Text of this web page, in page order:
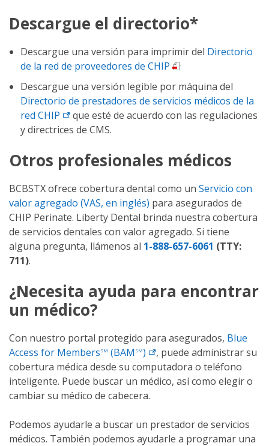
Descargue el directorio*
Descargue una versión para imprimir del Directorio
de la red de proveedores de CHIP
.
Descargue una versión legible por máquina del
Directorio de prestadores de servicios médicos de la
redCHIP
que esté de acuerdo con las regulaciones
y directrices de CMS.
Otros profesionales médicos
BCBSTX ofrece cobertura dental como un Servicio con
valor agregado (VAS, en inglés) para asegurados de
CHIP Perinate. Liberty Dental brinda nuestra cobertura
de servicios dentales con valor agregado. Si tiene
alguna pregunta, llámenos al 1-888-657-6061 (TTY:
711).
¿Necesita ayuda para encontrar
un médico?
Con nuestro portal protegido para asegurados, Blue
Access for MembersSM (BAM SM)
, puede administrar su
cobertura médica desde su computadora o teléfono
inteligente. Puede buscar un médico, así como elegir o
cambiar su médico de cabecera.
Podemos ayudarle a buscar un prestador de servicios
médicos. También podemos ayudarle a programar una